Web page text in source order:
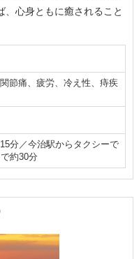
、心身ともに癒されること
節痛、疲労、冷え性、痔疾
分／今治駅からタクシーで
約30分